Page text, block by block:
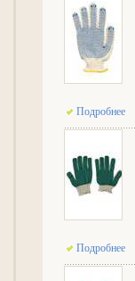
Подробнее
Подробнее